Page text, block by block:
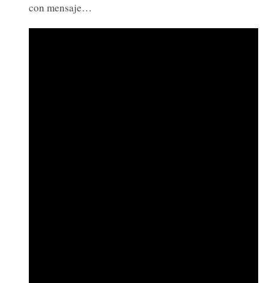
con mensaje…